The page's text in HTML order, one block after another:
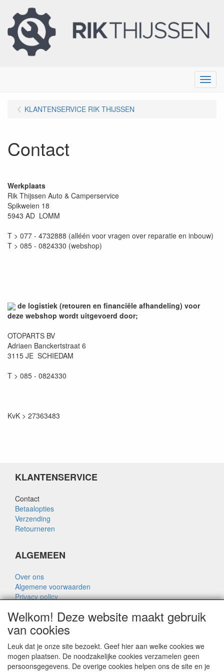
Menu
KLANTENSERVICE RIK THIJSSEN
Contact
Werkplaats
Rik Thijssen Auto & Camperservice
Spikweien 18
5943 AD LOMM
T > 077 - 4732888 (alléén voor vragen over reparatie en inbouw)
T > 085 - 0824330 (webshop)
de logistiek (retouren en financiële afhandeling) voor
deze webshop wordt uitgevoerd door;
OTOPARTS BV
Adriaen Banckertstraat 6
3115 JE SCHIEDAM
T > 085 - 0824330
KvK > 27363483
KLANTENSERVICE
Contact
Betaalopties
Verzending
Retourneren
ALGEMEEN
Over ons
Algemene voorwaarden
Privacy policy
Over Rik Thijssen
ALGEMEEN
Welkom! Deze website maakt gebruik
van cookies
Leuk dat je onze site bezoekt. Geef hier aan welke cookies we
mogen plaatsen. De noodzakelijke cookies verzamelen geen
persoonsgegevens. De overige cookies helpen ons de site en je